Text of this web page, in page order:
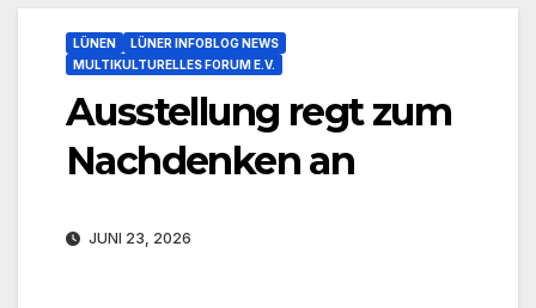
LÜNEN
LÜNER INFOBLOG NEWS
MULTIKULTURELLES FORUM E.V.
Ausstellung regt zum
Nachdenken an
JUNI 23, 2026